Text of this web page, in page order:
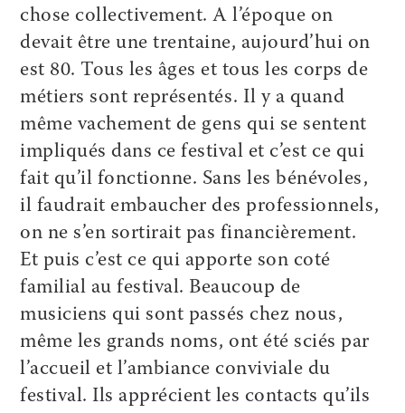
chose collectivement. A l’époque on
devait être une trentaine, aujourd’hui on
est 80. Tous les âges et tous les corps de
métiers sont représentés. Il y a quand
même vachement de gens qui se sentent
impliqués dans ce festival et c’est ce qui
fait qu’il fonctionne. Sans les bénévoles,
il faudrait embaucher des professionnels,
on ne s’en sortirait pas financièrement.
Et puis c’est ce qui apporte son coté
familial au festival. Beaucoup de
musiciens qui sont passés chez nous,
même les grands noms, ont été sciés par
l’accueil et l’ambiance conviviale du
festival. Ils apprécient les contacts qu’ils